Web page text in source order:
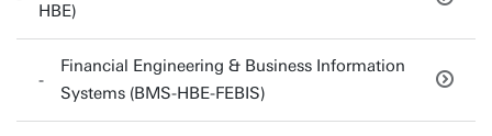
HBE)
Financial Engineering & Business Information
Systems (BMS-HBE-FEBIS)